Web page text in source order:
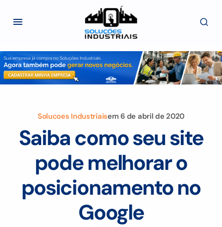
Solucoes Industriaisem 6 de abril de 2020
Saiba como seu site
pode melhorar o
posicionamento no
Google